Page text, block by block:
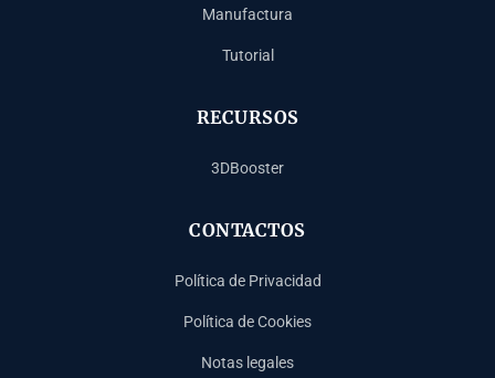
Manufactura
Tutorial
RECURSOS
3DBooster
CONTACTOS
Política de Privacidad
Política de Cookies
Notas legales